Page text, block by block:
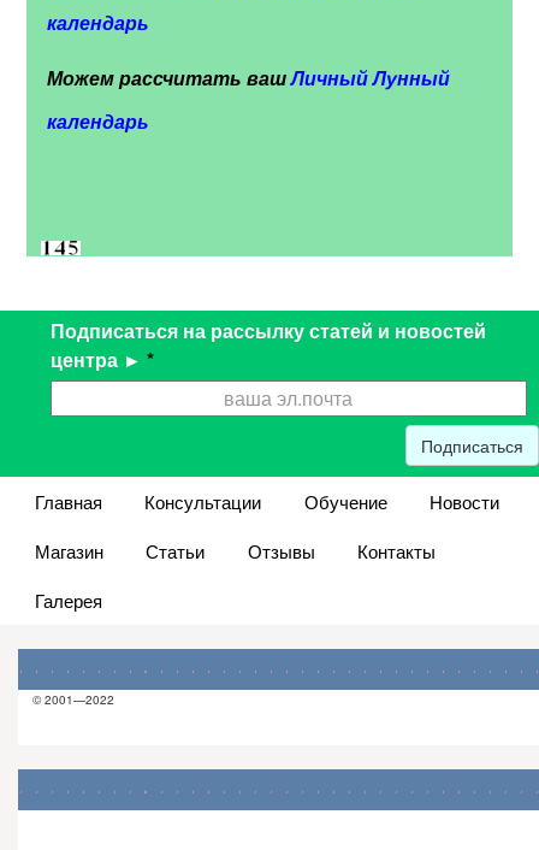
календарь
Можем рассчитать вашЛичный Лунный
календарь
Подписаться на рассылку статей и новостей
центра ► *
Подписаться
Главная Консультации Обучение
Новости
Магазин
Статьи Отзывы
Контакты
Галерея
© 2001—2022